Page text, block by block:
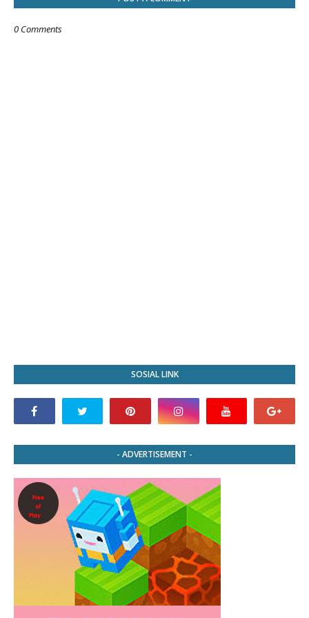
0 Comments
SOSIAL LINK
- ADVERTISEMENT -